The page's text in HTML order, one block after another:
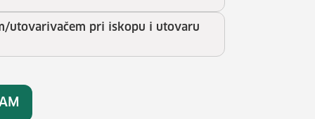
utovarivačem pri iskopu i utovaru